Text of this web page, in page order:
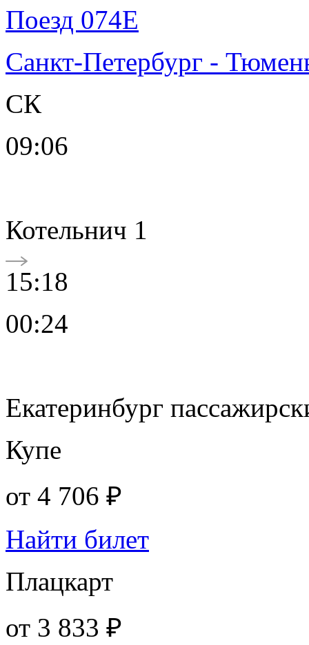
Поезд 074Е
Санкт-Петербург -
СК
09:06
Котельнич 1
15:18
00:24
Екатеринбург
Купе
от 4 706 ₽
Найти билет
Плацкарт
от 3 833 ₽